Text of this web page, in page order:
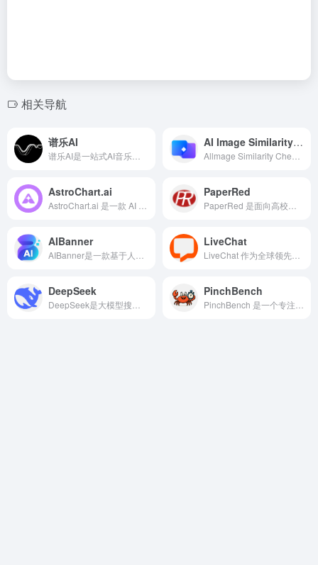
相关导航
谱乐AI AI Image Similarity Checker
AstroChart.ai PaperRed
AIBanner LiveChat
DeepSeek PinchBench